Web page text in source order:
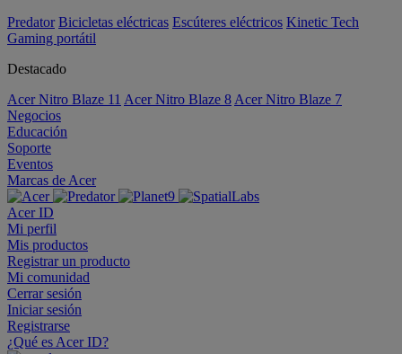
Predator Bicicletas eléctricas Escúteres eléctricos Kinetic Tech
Gaming portátil
Destacado
Acer Nitro Blaze 11 Acer Nitro Blaze 8 Acer Nitro Blaze 7
Negocios
Educación
Soporte
Eventos
Marcas de Acer
Acer ID
Mi perfil
Mis productos
Registrar un producto
Mi comunidad
Cerrar sesión
Iniciar sesión
Registrarse
¿Qué es Acer ID?